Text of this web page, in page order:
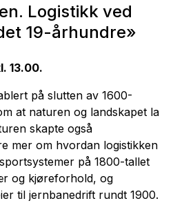
Logistikk ved
19-århundre»
13.00.
på slutten av 1600-
at naturen og landskapet la
skapte også
mer om hvordan logistikken
på 1800-tallet
og kjøreforhold, og
til jernbanedrift rundt 1900.